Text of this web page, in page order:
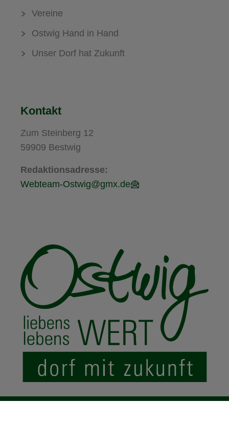
Vereine
Ostwig Hand in Hand
Unser Dorf hat Zukunft
Kontakt
Zum Steinberg 12
59909 Bestwig
Redaktionsadresse:
Webteam-Ostwig@gmx.de